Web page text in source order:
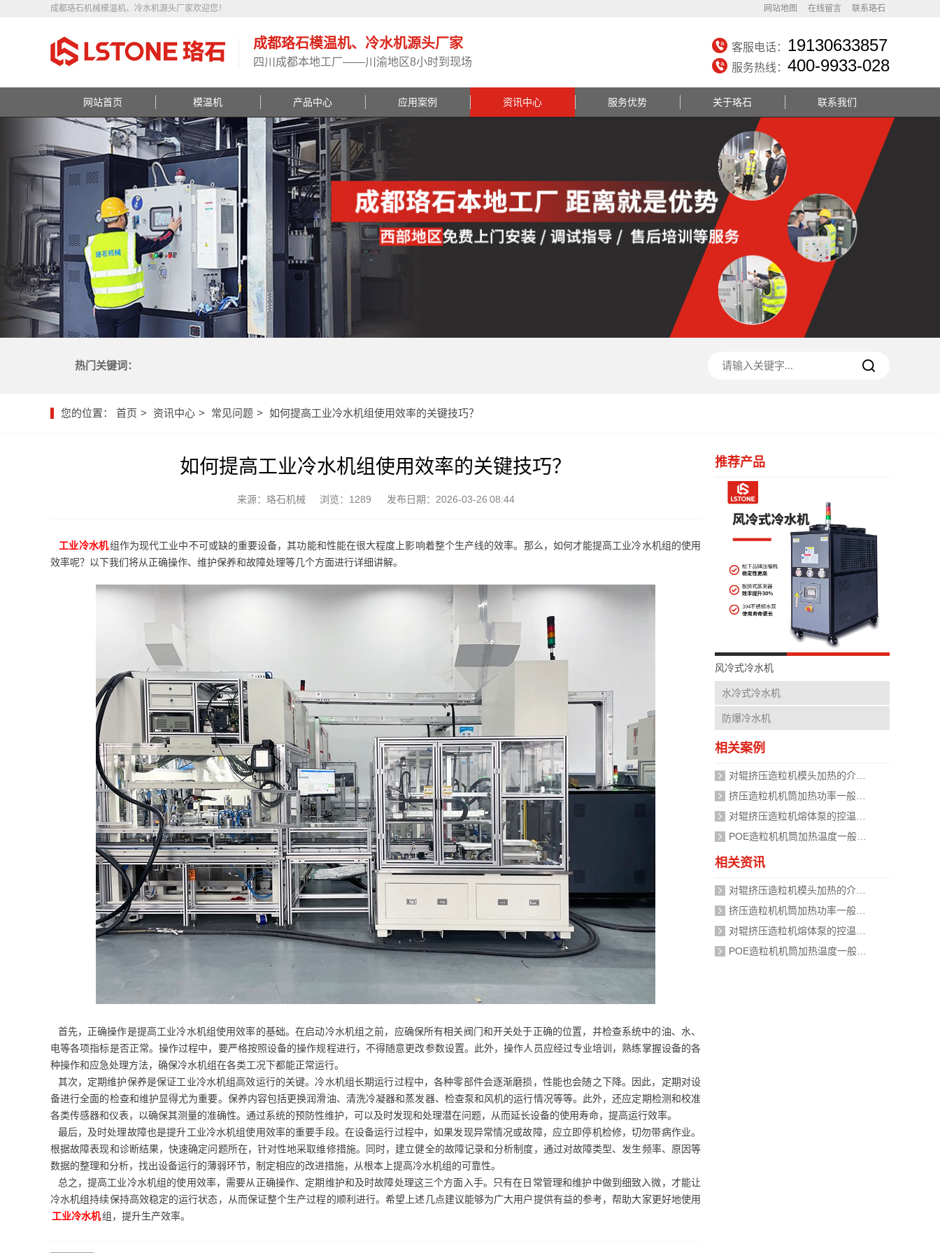
网站地图 在线留言 联系珞石
成都珞石机械模温机、冷水机源头厂家欢迎您！
客服电话： 19130633857
服务热线： 400-9933-028
成都珞石模温机、冷水机源头厂家
四川成都本地工厂——川渝地区8小时到现场
网站首页 模温机 产品中心 应用案例 资讯中心 服务优势 关于珞石 联系我们
热门关键词：
您的位置： 首页 资讯中心 常见问题 如何提高工业冷水机组使用效率的关键技巧？
如何提高工业冷水机组使用效率的关键技巧？
来源：珞石机械 浏览：1289 发布日期：2026-03-26 08:44
工业冷水机组作为现代工业中不可或缺的重要设备，其功能和性能在很大程度上影响着整个生产线的效率。那么，如何才能提高工业冷水机组的使用
效率呢？以下我们将从正确操作、维护保养和故障处理等几个方面进行详细讲解。
首先，正确操作是提高工业冷水机组使用效率的基础。在启动冷水机组之前，应确保所有相关阀门和开关处于正确的位置，并检查系统中的油、水、
电等各项指标是否正常。操作过程中，要严格按照设备的操作规程进行，不得随意更改参数设置。此外，操作人员应经过专业培训，熟练掌握设备的各
种操作和应急处理方法，确保冷水机组在各类工况下都能正常运行。
其次，定期维护保养是保证工业冷水机组高效运行的关键。冷水机组长期运行过程中，各种零部件会逐渐磨损，性能也会随之下降。因此，定期对设
备进行全面的检查和维护显得尤为重要。保养内容包括更换润滑油、清洗冷凝器和蒸发器、检查泵和风机的运行情况等等。此外，还应定期检测和校准
各类传感器和仪表，以确保其测量的准确性。通过系统的预防性维护，可以及时发现和处理潜在问题，从而延长设备的使用寿命，提高运行效率。
最后，及时处理故障也是提升工业冷水机组使用效率的重要手段。在设备运行过程中，如果发现异常情况或故障，应立即停机检修，切勿带病作业。
根据故障表现和诊断结果，快速确定问题所在，针对性地采取维修措施。同时，建立健全的故障记录和分析制度，通过对故障类型、发生频率、原因等
数据的整理和分析，找出设备运行的薄弱环节，制定相应的改进措施，从根本上提高冷水机组的可靠性。
总之，提高工业冷水机组的使用效率，需要从正确操作、定期维护和及时故障处理这三个方面入手。只有在日常管理和维护中做到细致入微，才能让
冷水机组持续保持高效稳定的运行状态，从而保证整个生产过程的顺利进行。希望上述几点建议能够为广大用户提供有益的参考，帮助大家更好地使用
工业冷水机组，提升生产效率。
推荐产品
风冷式冷水机
水冷式冷水机
防爆冷水机
相关案例
相关资讯